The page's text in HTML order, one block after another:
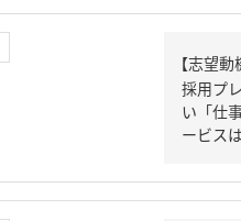
【志望動
採用プ
い「仕
ービス